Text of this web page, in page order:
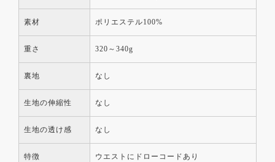
素材 ポリエステル100%
重さ 320～340g
裏地 なし
生地の伸縮性 なし
生地の透け感 なし
特徴 ウエストにドローコードあり